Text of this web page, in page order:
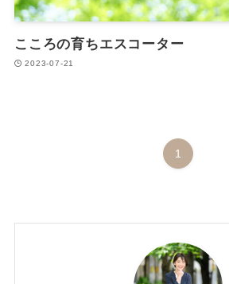
こころの育ちエスコーター
2023-07-21
1